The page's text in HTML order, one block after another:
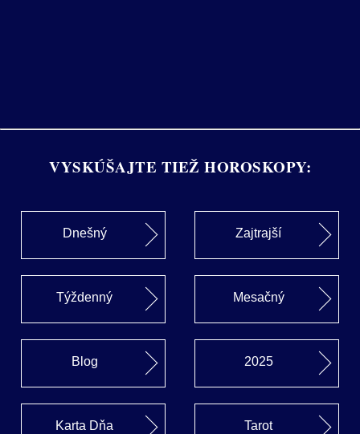
VYSKÚŠAJTE TIEŽ HOROSKOPY:
Dnešný Zajtrajší
Týždenný Mesačný
Blog 2025
Karta Dňa Tarot